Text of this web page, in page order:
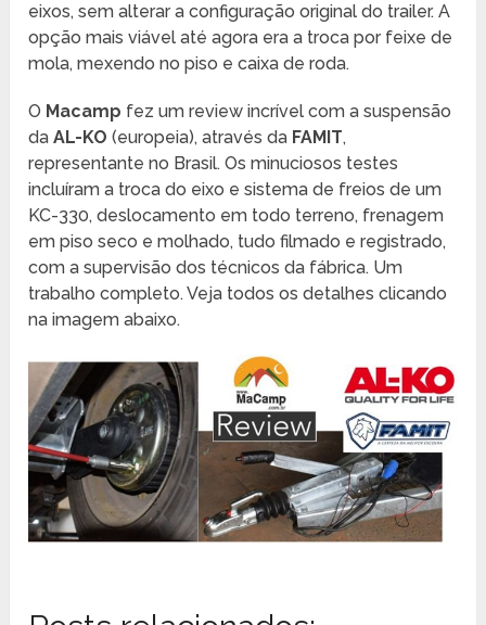
eixos, sem alterar a configuração original do trailer. A
opção mais viável até agora era a troca por feixe de
mola, mexendo no piso e caixa de roda.
O Macamp fez um review incrível com a suspensão
daAL-KO(europeia), através da FAMIT,
representante no Brasil. Os minuciosos testes
incluíram a troca do eixo e sistema de freios de um
KC-330, deslocamento em todo terreno, frenagem
em piso seco e molhado, tudo filmado e registrado,
com a supervisão dos técnicos da fábrica. Um
trabalho completo. Veja todos os detalhes clicando
na imagem abaixo.